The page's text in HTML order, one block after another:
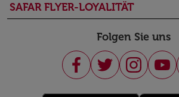
SAFAR FLYER-LOYALITÄT
Folgen Sie uns